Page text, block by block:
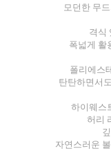
모던한 무
격식
폭넓게 활
폴리에스
탄탄하면서
하이웨스
허리
자연스러운